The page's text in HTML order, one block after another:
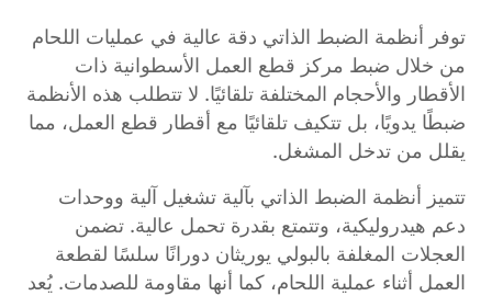
توفر أنظمة الضبط الذاتي دقة عالية في عمليات اللحام
من خلال ضبط مركز قطع العمل الأسطوانية ذات
الأقطار والأحجام المختلفة تلقائيًا. لا تتطلب هذه الأنظمة
ضبطًا يدويًا، بل تتكيف تلقائيًا مع أقطار قطع العمل، مما
يقلل من تدخل المشغل.
تتميز أنظمة الضبط الذاتي بآلية تشغيل آلية ووحدات
دعم هيدروليكية، وتتمتع بقدرة تحمل عالية. تضمن
العجلات المغلفة بالبولي يوريثان دورانًا سلسًا لقطعة
العمل أثناء عملية اللحام، كما أنها مقاومة للصدمات. يُعد